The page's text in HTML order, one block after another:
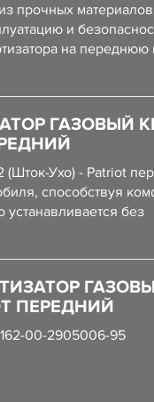
прочных
и
на переднюю
ГАЗОВЫЙ
Ухо) - Patriot
способствуя
без
ПЕРЕДНИЙ
00-2905006-95